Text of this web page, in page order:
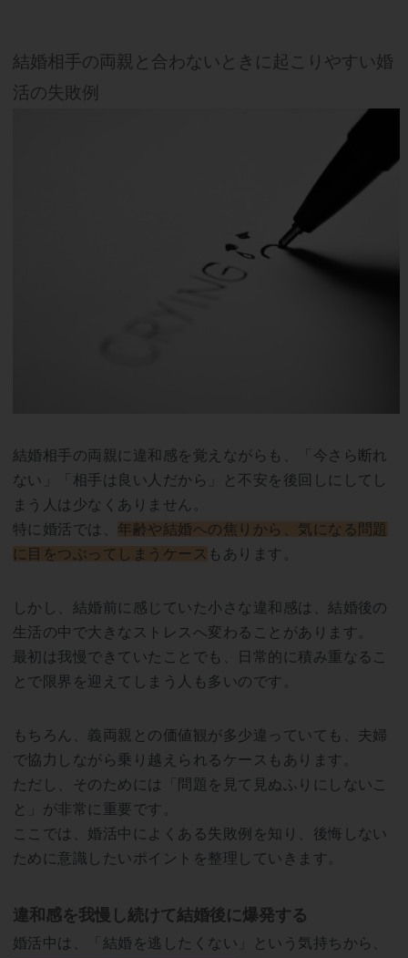
結婚相手の両親と合わないときに起こりやすい婚
活の失敗例
結婚相手の両親に違和感を覚えながらも、「今さら断れ
ない」「相手は良い人だから」と不安を後回しにしてし
まう人は少なくありません。
特に婚活では、 年齢や結婚への焦りから、気になる問題
に目をつぶってしまうケース もあります。
しかし、結婚前に感じていた小さな違和感は、結婚後の
生活の中で大きなストレスへ変わることがあります。
最初は我慢できていたことでも、日常的に積み重なるこ
とで限界を迎えてしまう人も多いのです。
もちろん、義両親との価値観が多少違っていても、夫婦
で協力しながら乗り越えられるケースもあります。
ただし、そのためには「問題を見て見ぬふりにしないこ
と」が非常に重要です。
ここでは、婚活中によくある失敗例を知り、後悔しない
ために意識したいポイントを整理していきます。
違和感を我慢し続けて結婚後に爆発する
婚活中は、「結婚を逃したくない」という気持ちから、